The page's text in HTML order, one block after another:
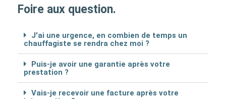
Foire aux question.
J'ai une urgence, en combien de temps un
chauffagiste se rendra chez moi ?
Puis-je avoir une garantie après votre
prestation ?
Vais-je recevoir une facture après votre